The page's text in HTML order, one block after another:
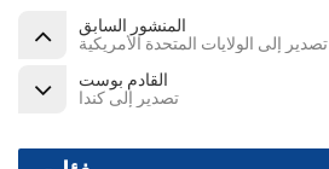
المنشور السابق
تصدير إلى الولايات المتحدة الأمريكية
القادم بوست
تصدير إلى كندا